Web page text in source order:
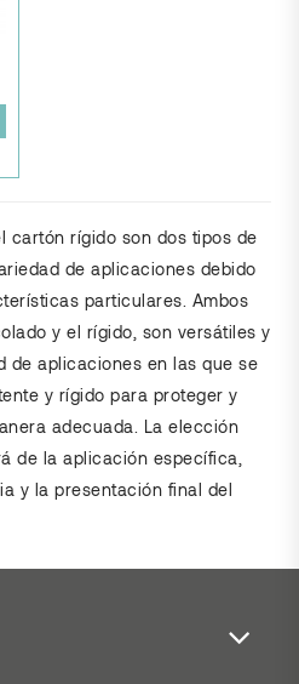
cartón rígido son dos tipos de
de aplicaciones debido
particulares. Ambos
y el rígido, son versátiles y
de aplicaciones en las que se
y rígido para proteger y
adecuada. La elección
de la aplicación específica,
y la presentación final del